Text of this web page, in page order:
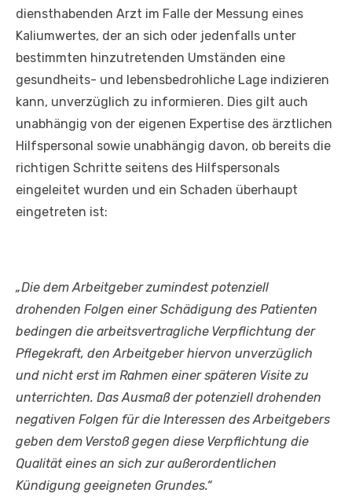
diensthabenden Arzt im Falle der Messung eines
Kaliumwertes, der an sich oder jedenfalls unter
bestimmten hinzutretenden Umständen eine
gesundheits- und lebensbedrohliche Lage indizieren
kann, unverzüglich zu informieren. Dies gilt auch
unabhängig von der eigenen Expertise des ärztlichen
Hilfspersonal sowie unabhängig davon, ob bereits die
richtigen Schritte seitens des Hilfspersonals
eingeleitet wurden und ein Schaden überhaupt
eingetreten ist:
„Die dem Arbeitgeber zumindest potenziell
drohenden Folgen einer Schädigung des Patienten
bedingen die arbeitsvertragliche Verpflichtung der
Pflegekraft, den Arbeitgeber hiervon unverzüglich
und nicht erst im Rahmen einer späteren Visite zu
unterrichten. Das Ausmaß der potenziell drohenden
negativen Folgen für die Interessen des Arbeitgebers
geben dem Verstoß gegen diese Verpflichtung die
Qualität eines an sich zur außerordentlichen
Kündigung geeigneten Grundes.“